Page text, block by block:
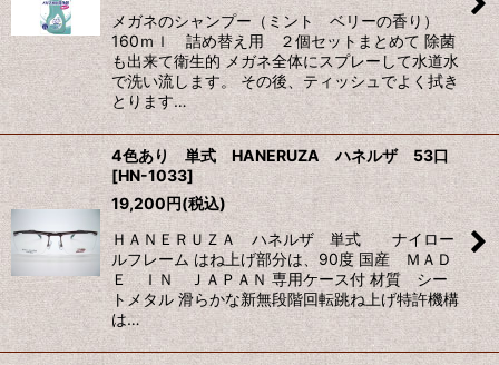
メガネのシャンプー（ミント ベリーの香り）
160ｍｌ 詰め替え用 ２個セットまとめて 除菌
も出来て衛生的 メガネ全体にスプレーして水道水
で洗い流します。 その後、ティッシュでよく拭き
とります…
4色あり 単式 HANERUZA ハネルザ 53口
[HN-1033]
19,200円(税込)
ＨＡＮＥＲＵＺＡ ハネルザ 単式 ナイロー
ルフレーム はね上げ部分は、90度 国産 ＭＡＤ
Ｅ ＩＮ ＪＡＰＡＮ 専用ケース付 材質 シー
トメタル 滑らかな新無段階回転跳ね上げ特許機構
は…